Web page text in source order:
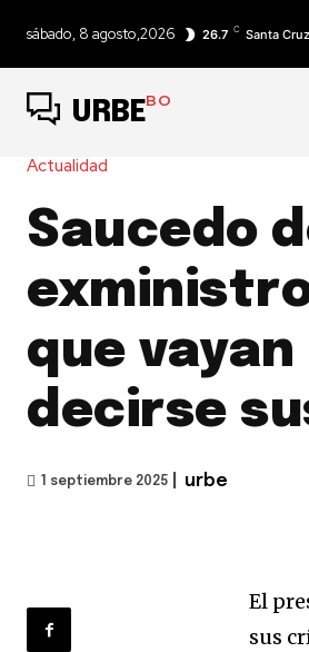
sábado, 8 agosto,2026 26.7 C Santa
URBEBO
Actualidad
Saucedo
que vayan
decirse
1 septiembre 2025 urbe
El
sus